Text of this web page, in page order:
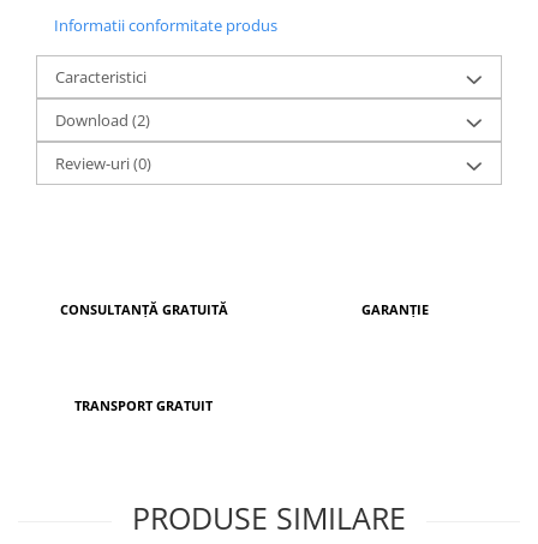
Informatii conformitate produs
Caracteristici
Download (2)
Review-uri(0)
CONSULTANȚĂ GRATUITĂ GARANȚIE
TRANSPORT GRATUIT
PRODUSE SIMILARE